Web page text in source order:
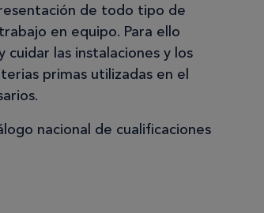
de todo tipo de
en equipo. Para ello
las instalaciones y los
primas utilizadas en el
nacional de cualificaciones